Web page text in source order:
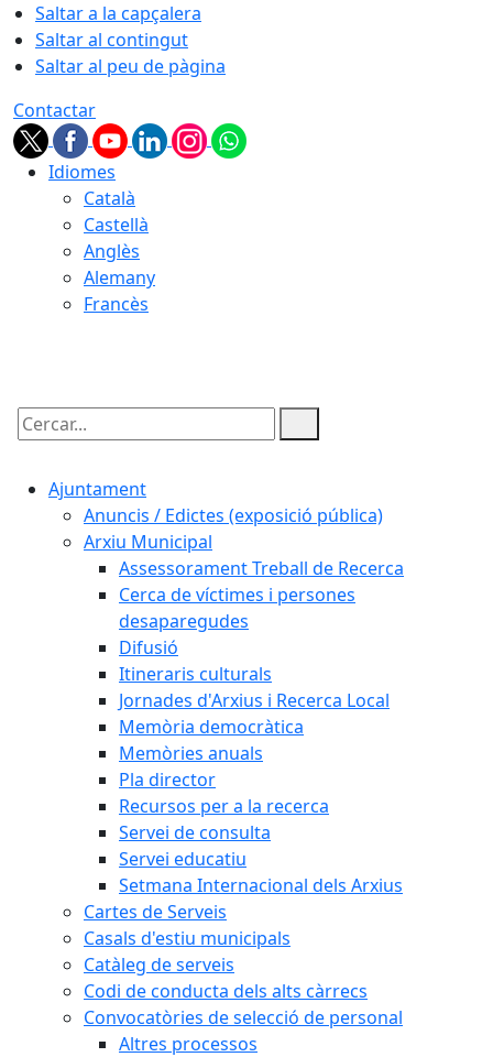
Saltar a la capçalera
Saltar al contingut
Saltar al peu de pàgina
Contactar
Idiomes
Català
Castellà
Anglès
Alemany
Francès
Cercar:
Ajuntament
Anuncis / Edictes (exposició pública)
Arxiu Municipal
Assessorament Treball de Recerca
Cerca de víctimes i persones
desaparegudes
Difusió
Itineraris culturals
Jornades d'Arxius i Recerca Local
Memòria democràtica
Memòries anuals
Pla director
Recursos per a la recerca
Servei de consulta
Servei educatiu
Setmana Internacional dels Arxius
Cartes de Serveis
Casals d'estiu municipals
Catàleg de serveis
Codi de conducta dels alts càrrecs
Convocatòries de selecció de personal
Altres processos